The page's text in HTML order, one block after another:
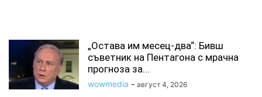
„Остава им месец-два“: Бивш
съветник на Пентагона с мрачна
прогноза за...
wowmedia - август 4, 2026